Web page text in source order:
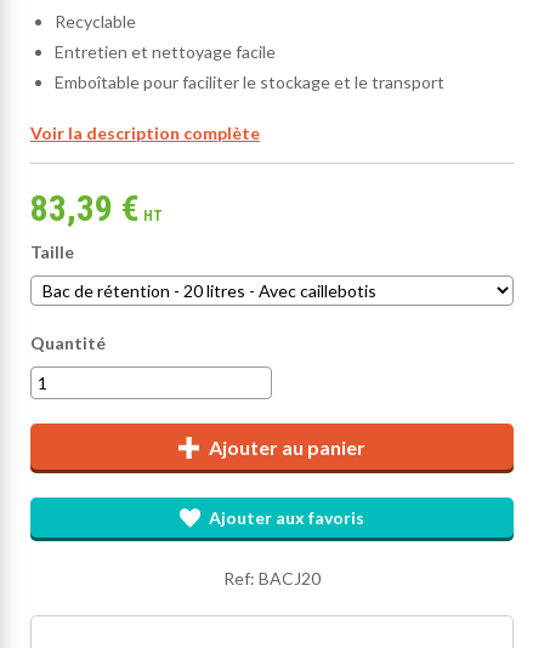
Recyclable
Entretien et nettoyage facile
Emboîtable pour faciliter le stockage et le transport
Voir la description complète
83,39 € HT
Taille
Quantité
Ajouter au panier
Ajouter aux favoris
Ref: BACJ20